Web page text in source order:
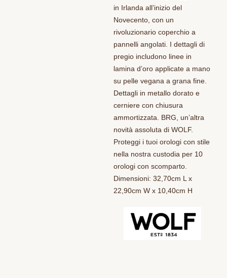
in Irlanda all’inizio del
Novecento, con un
rivoluzionario coperchio a
pannelli angolati. I dettagli di
pregio includono linee in
lamina d’oro applicate a mano
su pelle vegana a grana fine.
Dettagli in metallo dorato e
cerniere con chiusura
ammortizzata. BRG, un’altra
novità assoluta di WOLF.
Proteggi i tuoi orologi con stile
nella nostra custodia per 10
orologi con scomparto.
Dimensioni: 32,70cm L x
22,90cm W x 10,40cm H